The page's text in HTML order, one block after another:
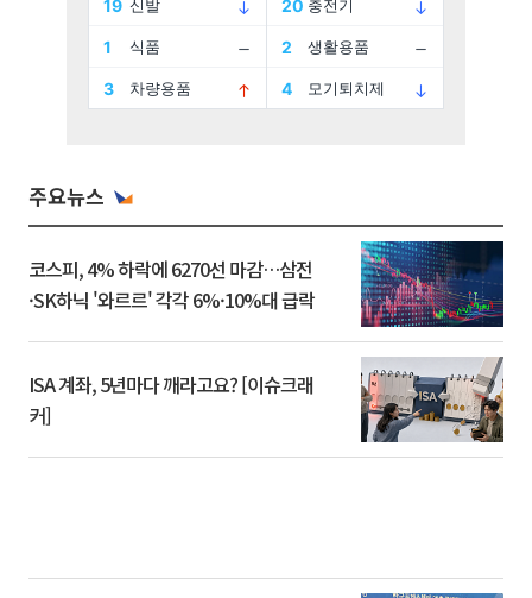
주요뉴스
코스피, 4% 하락에 6270선 마감…삼전
·SK하닉 '와르르' 각각 6%·10%대 급락
ISA 계좌, 5년마다 깨라고요? [이슈크래
커]